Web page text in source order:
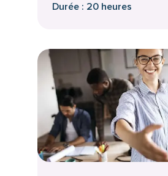
Durée : 20 heures